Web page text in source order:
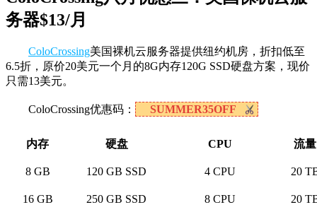
务器$13/月
ColoCrossing美国裸机云服务器提供纽约机房，折扣低至
6.5折，原价20美元一个月的8G内存120G SSD硬盘方案，现价
只需13美元。
ColoCrossing优惠码： SUMMER35OFF
内存 硬盘 CPU 流量
8 GB 120 GB SSD 4 CPU 20
16 GB 250 GB SSD 8 CPU 20